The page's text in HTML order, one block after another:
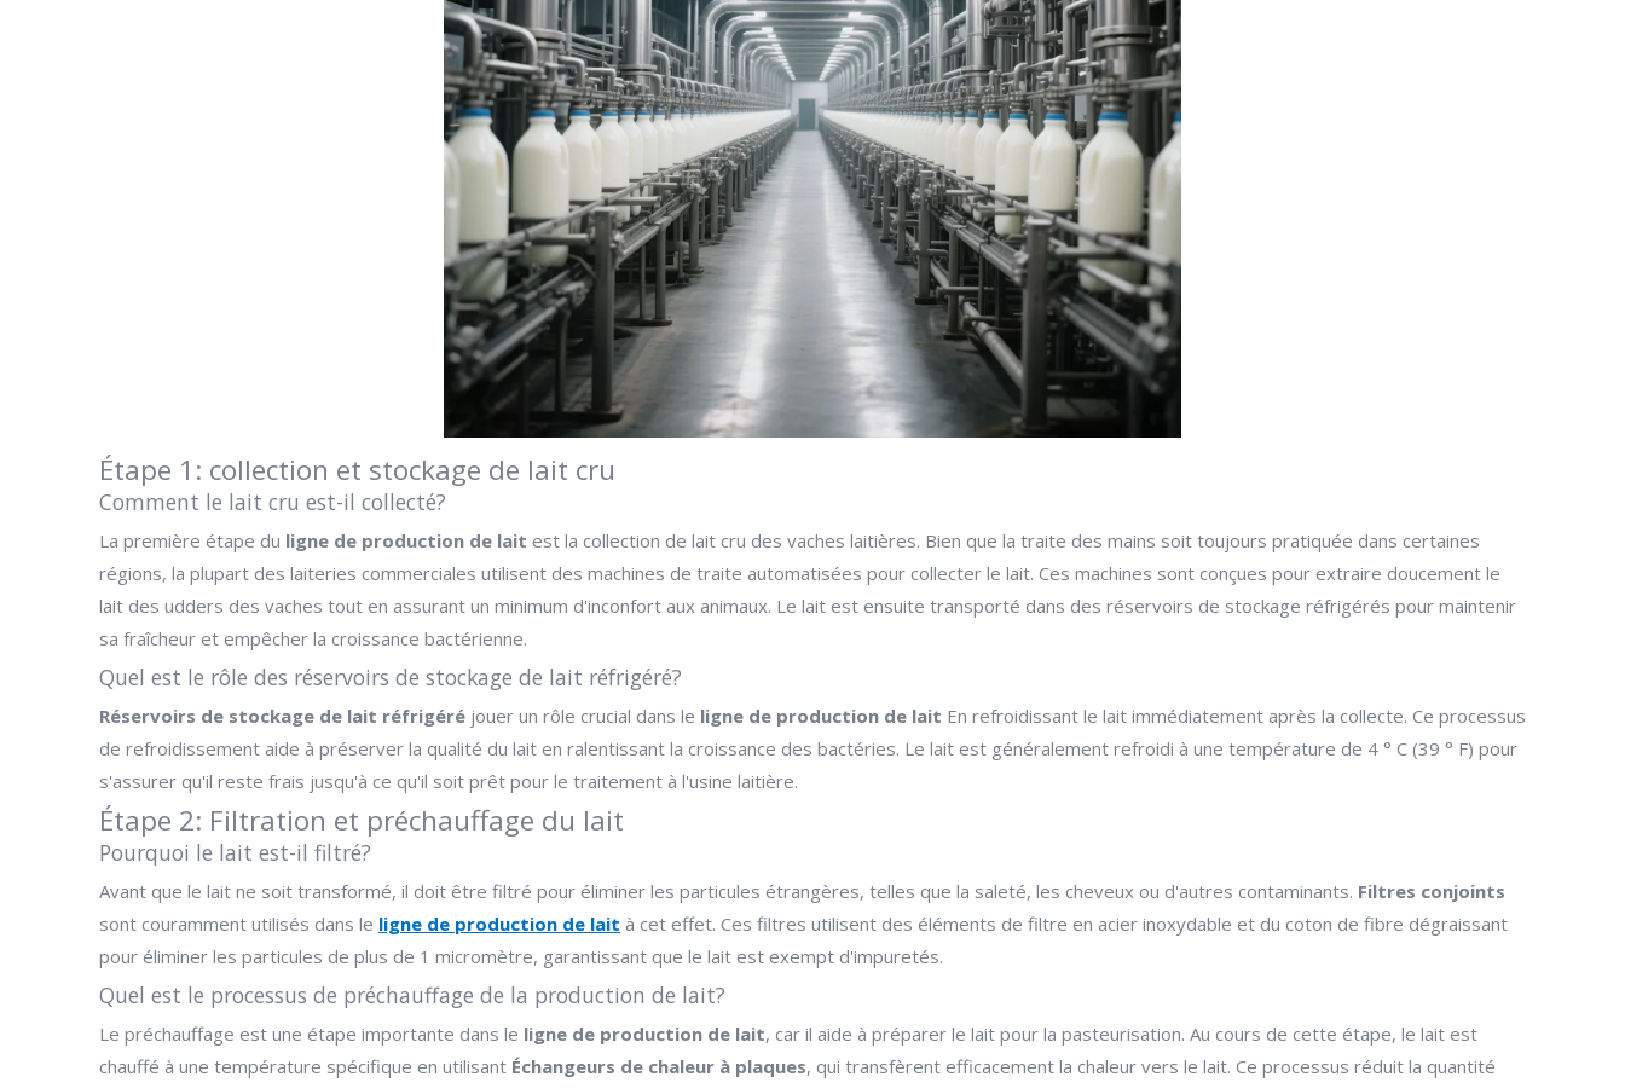
Étape 1: collection et stockage de lait cru
Comment le lait cru est-il collecté?
La première étape du ligne de production de lait est la collection de lait cru des vaches laitières. Bien que la traite des mains soit toujours pratiquée dans certaines
régions, la plupart des laiteries commerciales utilisent des machines de traite automatisées pour collecter le lait. Ces machines sont conçues pour extraire doucement le
lait des udders des vaches tout en assurant un minimum d'inconfort aux animaux. Le lait est ensuite transporté dans des réservoirs de stockage réfrigérés pour maintenir
sa fraîcheur et empêcher la croissance bactérienne.
Quel est le rôle des réservoirs de stockage de lait réfrigéré?
Réservoirs de stockage de lait réfrigéré jouer un rôle crucial dans le ligne de production de lait En refroidissant le lait immédiatement après la collecte. Ce processus
de refroidissement aide à préserver la qualité du lait en ralentissant la croissance des bactéries. Le lait est généralement refroidi à une température de 4 ° C (39 ° F) pour
s'assurer qu'il reste frais jusqu'à ce qu'il soit prêt pour le traitement à l'usine laitière.
Étape 2: Filtration et préchauffage du lait
Pourquoi le lait est-il filtré?
Avant que le lait ne soit transformé, il doit être filtré pour éliminer les particules étrangères, telles que la saleté, les cheveux ou d'autres contaminants. Filtres conjoints
sont couramment utilisés dans le ligne de production de lait à cet effet. Ces filtres utilisent des éléments de filtre en acier inoxydable et du coton de fibre dégraissant
pour éliminer les particules de plus de 1 micromètre, garantissant que le lait est exempt d'impuretés.
Quel est le processus de préchauffage de la production de lait?
Le préchauffage est une étape importante dans le ligne de production de lait, car il aide à préparer le lait pour la pasteurisation. Au cours de cette étape, le lait est
chauffé à une température spécifique en utilisant Échangeurs de chaleur à plaques, qui transfèrent efficacement la chaleur vers le lait. Ce processus réduit la quantité